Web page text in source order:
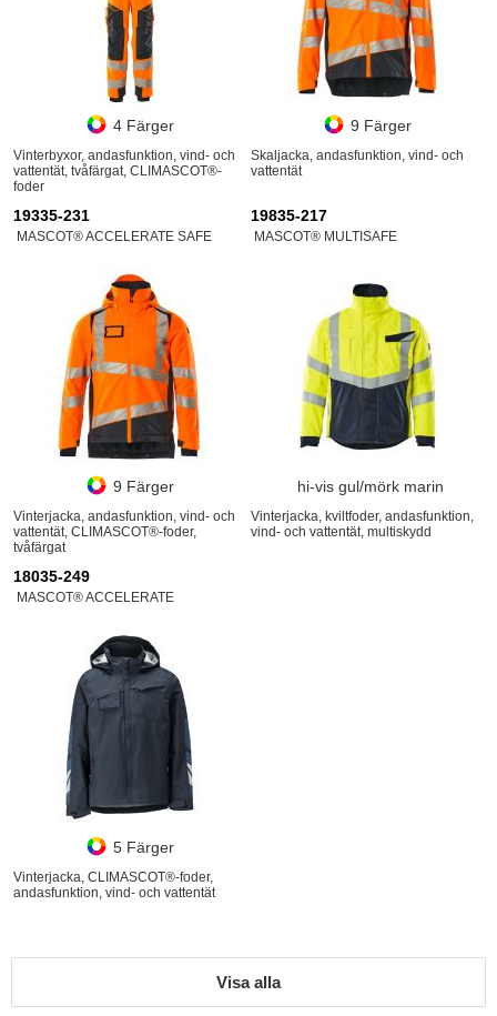
4 Färger
Vinterbyxor, andasfunktion, vind- och
vattentät, tvåfärgat, CLIMASCOT®-
foder
9 Färger
Skaljacka, andasfunktion, vind- och
vattentät
19335-231
MASCOT® ACCELERATE SAFE
9 Färger
Vinterjacka, andasfunktion, vind- och
vattentät, CLIMASCOT®-foder,
tvåfärgat
19835-217
MASCOT® MULTISAFE
hi-vis gul/mörk marin
Vinterjacka, kviltfoder, andasfunktion,
vind- och vattentät, multiskydd
18035-249
MASCOT® ACCELERATE
5 Färger
Vinterjacka, CLIMASCOT®-foder,
andasfunktion, vind- och vattentät
Visa alla